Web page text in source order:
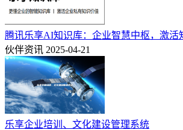
腾讯乐享AI知识库：企业智慧中枢，激活
伙伴资讯 2025-04-21
乐享企业培训、文化建设管理系统